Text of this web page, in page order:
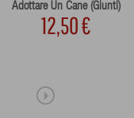
Adottare Un Cane (Giunti)
12,50 €